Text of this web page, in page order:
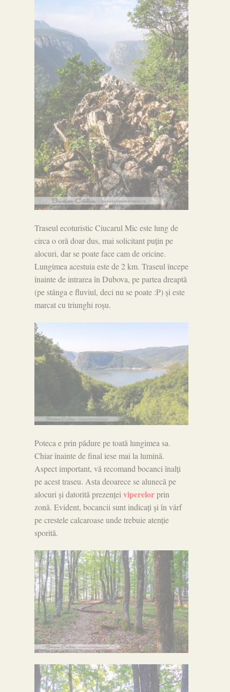
Traseul ecoturistic Ciucarul Mic este lung de
circa o oră doar dus, mai solicitant puțin pe
alocuri, dar se poate face cam de oricine.
Lungimea acestuia este de 2 km. Traseul începe
înainte de intrarea în Dubova, pe partea dreaptă
(pe stânga e fluviul, deci nu se poate :P) și este
marcat cu triunghi roșu.
Poteca e prin pădure pe toată lungimea sa.
Chiar înainte de final iese mai la lumină.
Aspect important, vă recomand bocanci înalți
pe acest traseu. Asta deoarece se alunecă pe
alocuri și datorită prezenței viperelorprin
zonă. Evident, bocancii sunt indicați și în vârf
pe crestele calcaroase unde trebuie atenție
sporită.